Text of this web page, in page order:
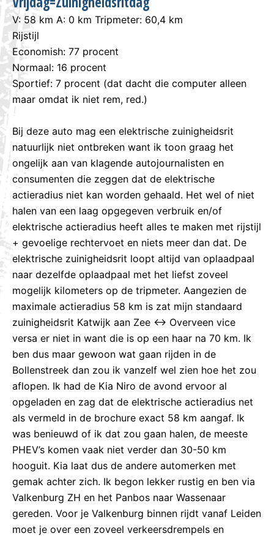
V: 58 km A: 0 km Tripmeter: 60,4 km
Rijstijl
Economish: 77 procent
Normaal: 16 procent
Sportief: 7 procent (dat dacht die computer alleen
maar omdat ik niet rem, red.)
Bij deze auto mag een elektrische zuinigheidsrit
natuurlijk niet ontbreken want ik toon graag het
ongelijk aan van klagende autojournalisten en
consumenten die zeggen dat de elektrische
actieradius niet kan worden gehaald. Het wel of niet
halen van een laag opgegeven verbruik en/of
elektrische actieradius heeft alles te maken met rijstijl
+ gevoelige rechtervoet en niets meer dan dat. De
elektrische zuinigheidsrit loopt altijd van oplaadpaal
naar dezelfde oplaadpaal met het liefst zoveel
mogelijk kilometers op de tripmeter. Aangezien de
maximale actieradius 58 km is zat mijn standaard
zuinigheidsrit Katwijk aan Zee <-> Overveen vice
versa er niet in want die is op een haar na 70 km. Ik
ben dus maar gewoon wat gaan rijden in de
Bollenstreek dan zou ik vanzelf wel zien hoe het zou
aflopen. Ik had de Kia Niro de avond ervoor al
opgeladen en zag dat de elektrische actieradius net
als vermeld in de brochure exact 58 km aangaf. Ik
was benieuwd of ik dat zou gaan halen, de meeste
PHEV’s komen vaak niet verder dan 30-50 km
hooguit. Kia laat dus de andere automerken met
gemak achter zich. Ik begon lekker rustig en ben via
Valkenburg ZH en het Panbos naar Wassenaar
gereden. Voor je Valkenburg binnen rijdt vanaf Leiden
moet je over een zoveel verkeersdrempels en